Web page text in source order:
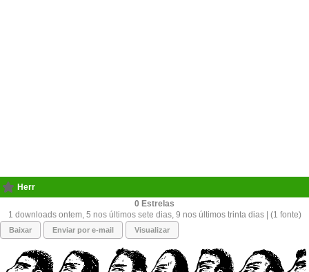
Herr
0
1 downloads ontem, 5 nos últimos sete dias, 9 nos últimos trinta dias | (1 fonte)
Baixar Enviar por e-mail Visualizar